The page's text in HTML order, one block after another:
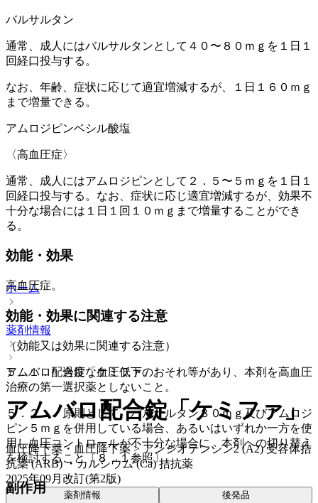
バルサルタン
通常、成人にはバルサルタンとして４０〜８０ｍｇを１日１
回経口投与する。
なお、年齢、症状に応じて適宜増減するが、１日１６０ｍｇ
まで増量できる。
アムロジピンベシル酸塩
〈高血圧症〉
通常、成人にはアムロジピンとして２．５〜５ｍｇを１日１
回経口投与する。なお、症状に応じ適宜増減するが、効果不
十分な場合には１日１回１０ｍｇまで増量することができ
る。
効能・効果
高血圧症。
効能・効果に関連する注意
（効能又は効果に関連する注意）
５．１． 過度な血圧低下のおそれ等があり、本剤を高血圧
治療の第一選択薬としないこと。
５．２． 原則として、バルサルタン８０ｍｇ及びアムロジ
ピン５ｍｇを併用している場合、あるいはいずれか一方を使
用し血圧コントロールが不十分な場合に、本剤への切り替え
を検討すること〔８．１参照〕。
副作用
ホーム
薬剤情報
アムバロ配合錠「ケミファ」
アムバロ配合錠「ケミファ」
血圧降下薬・血圧降下薬 > アンジオテンシン2 (A2) 受容体拮
抗薬 (ARB) ・カルシウム (Ca) 拮抗薬
2025年09月改訂(第2版)
薬剤情報 後発品